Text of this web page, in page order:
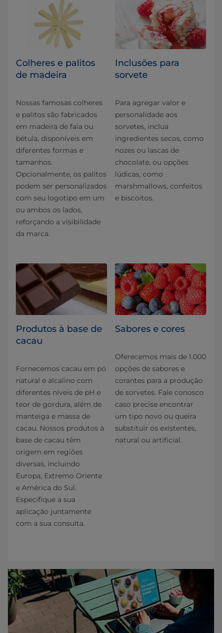
Colheres e palitos
de madeira
Nossas famosas colheres
e palitos são fabricados
em madeira de faia ou
bétula, disponíveis em
diferentes formas e
tamanhos.
Opcionalmente, os palitos
podem ser personalizados
com seu logotipo em um
ou ambos os lados,
reforçando a visibilidade
da marca.
Inclusões para
sorvete
Para agregar valor e
personalidade aos
sorvetes, inclua
ingredientes secos, como
nozes ou lascas de
chocolate, ou opções
lúdicas, como
marshmallows, confeitos
e biscoitos.
Produtos à base de
cacau
Fornecemos cacau em pó
natural e alcalino com
diferentes níveis de pH e
teor de gordura, além de
manteiga e massa de
cacau. Nossos produtos à
base de cacau têm
origem em regiões
diversas, incluindo
Europa, Extremo Oriente
e América do Sul.
Especifique a sua
aplicação juntamente
com a sua consulta.
Sabores e cores
Oferecemos mais de 1.000
opções de sabores e
corantes para a produção
de sorvetes. Fale conosco
caso precise encontrar
um tipo novo ou queira
substituir os existentes,
natural ou artificial.